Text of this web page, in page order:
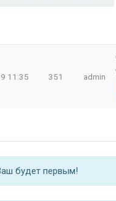
11:35 351 admin
будет первым!